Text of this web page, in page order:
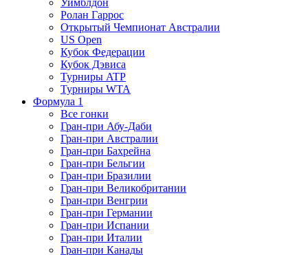
Уимблдон
Ролан Гаррос
Открытый Чемпионат Австралии
US Open
Кубок Федерации
Кубок Дэвиса
Турниры ATP
Турниры WTA
Формула 1
Все гонки
Гран-при Абу-Даби
Гран-при Австралии
Гран-при Бахрейна
Гран-при Бельгии
Гран-при Бразилии
Гран-при Великобритании
Гран-при Венгрии
Гран-при Германии
Гран-при Испании
Гран-при Италии
Гран-при Канады